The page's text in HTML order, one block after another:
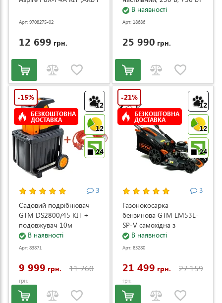
Арт: 9708275-02
12 699 грн.
(ZJ4120/1)
В наявності
Арт: 18686
25 990 грн.
12
12
24
-15%
БЕЗКОШТОВНА
ДОСТАВКА
3
Садовий подрібнювач
GTM DS2800/45 KIT +
подовжувач 10м
(DS2800/45_KIT+ext.cord)
В наявності
Арт: 83871
9 999 грн. 11 760
грн.
12
12
24
-21%
БЕЗКОШТОВНА
ДОСТАВКА
3
Газонокосарка
бензинова GTM LM53E-
SP-V самохідна з
електростартером та
регулюванням швидкості
В наявності
Арт: 83280
21 499 грн. 27 159
грн.